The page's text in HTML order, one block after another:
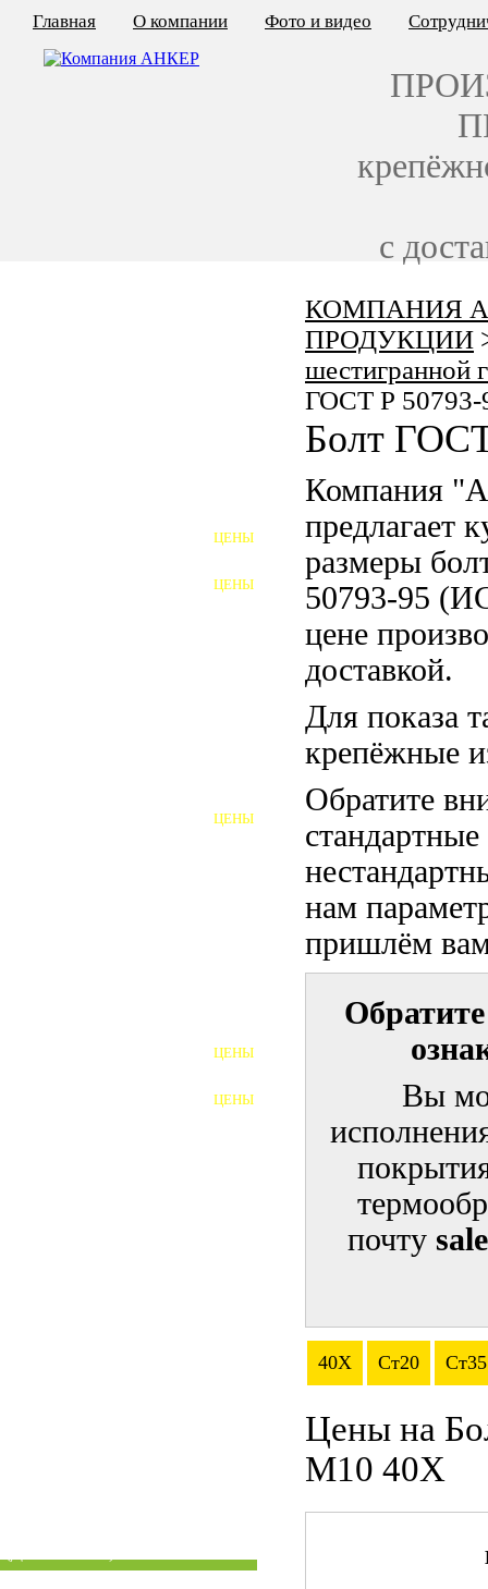
КОМПАНИЯ
ПРОДУКЦИИ
шестигранной
ГОСТ Р
Болт
Компания
предлагает
размеры
50793-95
цене
доставкой.
Для показа
крепёжные
Обратите
нам
пришлём
Вы
почту
40Х Ст20 Ст35
Цены на
М10 40Х
ЦЕНЫ
ЦЕНЫ
ШАЙБЫ ФУНДАМЕНТНЫЕ
ЦЕНЫ
ЦЕНЫ
ЦЕНЫ
Главная О компании Фото и видео
с